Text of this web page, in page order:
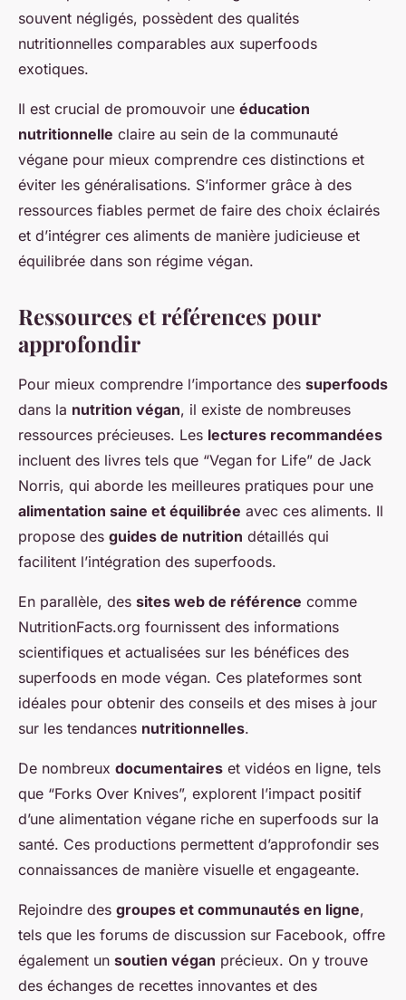
souvent négligés, possèdent des qualités
nutritionnelles comparables aux superfoods
exotiques.
Il est crucial de promouvoir une éducation
nutritionnelle claire au sein de la communauté
végane pour mieux comprendre ces distinctions et
éviter les généralisations. S’informer grâce à des
ressources fiables permet de faire des choix éclairés
et d’intégrer ces aliments de manière judicieuse et
équilibrée dans son régime végan.
Ressources et références pour
approfondir
Pour mieux comprendre l’importance des superfoods
dans la nutrition végan, il existe de nombreuses
ressources précieuses. Les lectures recommandées
incluent des livres tels que “Vegan for Life” de Jack
Norris, qui aborde les meilleures pratiques pour une
alimentation saine et équilibrée avec ces aliments. Il
propose des guides de nutrition détaillés qui
facilitent l’intégration des superfoods.
En parallèle, des sites web de référence comme
NutritionFacts.org fournissent des informations
scientifiques et actualisées sur les bénéfices des
superfoods en mode végan. Ces plateformes sont
idéales pour obtenir des conseils et des mises à jour
sur les tendances nutritionnelles.
De nombreux documentaires et vidéos en ligne, tels
que “Forks Over Knives”, explorent l’impact positif
d’une alimentation végane riche en superfoods sur la
santé. Ces productions permettent d’approfondir ses
connaissances de manière visuelle et engageante.
Rejoindre des groupes et communautés en ligne,
tels que les forums de discussion sur Facebook, offre
également un soutien végan précieux. On y trouve
des échanges de recettes innovantes et des